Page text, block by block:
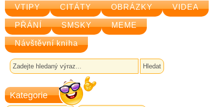
VTIPY CITÁTY OBRÁZKY VIDEA
PŘÁNÍ SMSKY MEME
Návštěvní kniha
Kategorie